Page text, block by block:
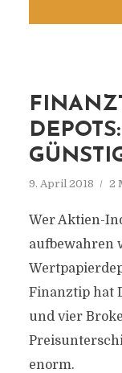
9. April 2018 2
Wer Aktien-
aufbewahren
Finanztip hat
und vier
enorm.